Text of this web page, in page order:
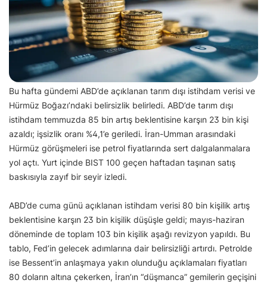
Bu hafta gündemi ABD’de açıklanan tarım dışı istihdam verisi ve
Hürmüz Boğazı’ndaki belirsizlik belirledi. ABD’de tarım dışı
istihdam temmuzda 85 bin artış beklentisine karşın 23 bin kişi
azaldı; işsizlik oranı %4,1’e geriledi. İran-Umman arasındaki
Hürmüz görüşmeleri ise petrol fiyatlarında sert dalgalanmalara
yol açtı. Yurt içinde BIST 100 geçen haftadan taşınan satış
baskısıyla zayıf bir seyir izledi.
ABD’de cuma günü açıklanan istihdam verisi 80 bin kişilik artış
beklentisine karşın 23 bin kişilik düşüşle geldi; mayıs-haziran
döneminde de toplam 103 bin kişilik aşağı revizyon yapıldı. Bu
tablo, Fed’in gelecek adımlarına dair belirsizliği artırdı. Petrolde
ise Bessent’in anlaşmaya yakın olunduğu açıklamaları fiyatları
80 doların altına çekerken, İran’ın “düşmanca” gemilerin geçişini